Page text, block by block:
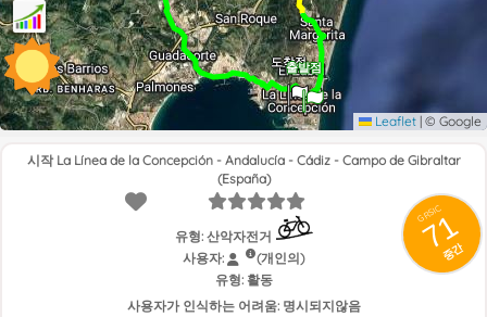
출발점
도착점
Leaflet | © Google
GRSIC
71
중간
시작 La Línea de la Concepción - Andalucía - Cádiz - Campo de Gibraltar
(España)
유형: 산악자전거
사용자:
(개인의)
유형: 활동
사용자가 인식하는 어려움: 명시되지않음